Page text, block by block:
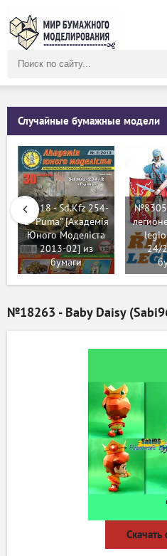
сайту
Случайные бумажные модели
№418 - Sd.Kfz 254-
2 "Puma" [Академія
Юного Моделіста
2013-02] из
бумаги
№8305
24/
№18263 - Baby Daisy